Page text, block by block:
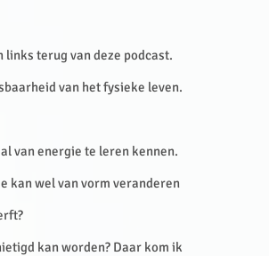
terug van deze podcast.
van het fysieke leven.
van energie te leren kennen.
kan wel van vorm veranderen
kan worden? Daar kom ik